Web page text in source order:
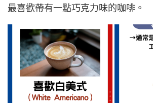
最喜歡帶有一點巧克力味的咖啡。